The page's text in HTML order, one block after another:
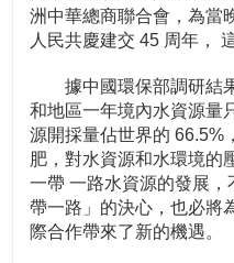
洲中華總商聯合會，為當
人民共慶建交 45 周年，
據中國環保部調研結果
和地區一年境內水資源量
源開採量佔世界的 66.5%
肥，對水資源和水環境的
一帶 一路水資源的發展
帶一路」的決心，也必將
際合作帶來了新的機遇。